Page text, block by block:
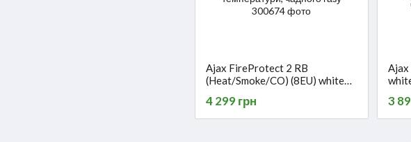
Ajax FireProtect 2 RB
(Heat/Smoke/CO) (8EU) white
температури, чадного газу
4 299 грн 3